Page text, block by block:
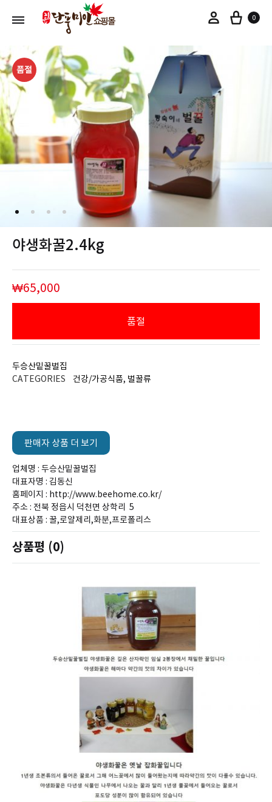
마이페이지
장바
0
품절
야생화꿀2.4kg
₩65,000
품절
두승산밑꿀벌집
CATEGORIES
건강/가공식품, 벌꿀류
판매자 상품 더 보기
업체명 : 두승산밑꿀벌집
대표자명 : 김동신
홈페이지 : http://www.beehome.co.kr/
주소 : 전북 정읍시 덕천면 상학리 5
대표상품 : 꿀,로얄제리,화분,프로폴리스
상품평 (0)